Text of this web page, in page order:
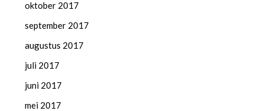
oktober 2017
september 2017
augustus 2017
juli 2017
juni 2017
mei 2017